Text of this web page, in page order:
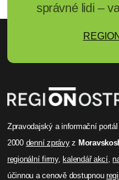
správné lidi –
Zpravodajský a informační
2000 denní zprávyz
regionální firmy, kalendář akcí,
účinnou a cenově dostupnou